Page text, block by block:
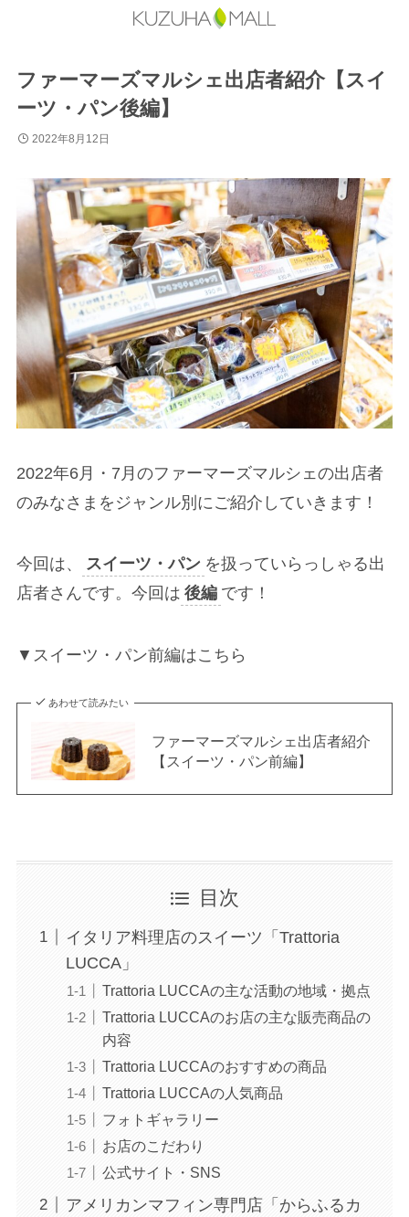
ファーマーズマルシェ出店者紹介【スイ
ーツ・パン後編】
2022年8月12日
2022年6月・7月のファーマーズマルシェの出店者
のみなさまをジャンル別にご紹介していきます！
今回は、 スイーツ・パン を扱っていらっしゃる出
店者さんです。今回は 後編 です！
▼スイーツ・パン前編はこちら
あわせて読みたい
ファーマーズマルシェ出店者紹介
【スイーツ・パン前編】
目次
イタリア料理店のスイーツ「Trattoria
LUCCA」
Trattoria LUCCAの主な活動の地域・拠点
Trattoria LUCCAのお店の主な販売商品の
内容
Trattoria LUCCAのおすすめの商品
Trattoria LUCCAの人気商品
フォトギャラリー
お店のこだわり
公式サイト・SNS
アメリカンマフィン専門店「からふるカ